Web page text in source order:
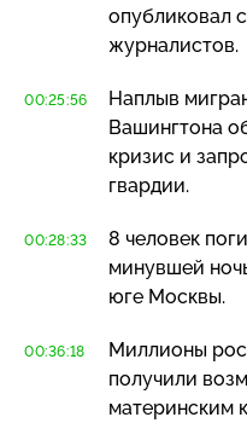
опубликовал
журналистов.
00:25:56
Наплыв
Вашингтона
кризис и
гвардии.
00:28:33
8 человек
минувшей
юге Москвы.
00:36:18
Миллионы
получили
материнским